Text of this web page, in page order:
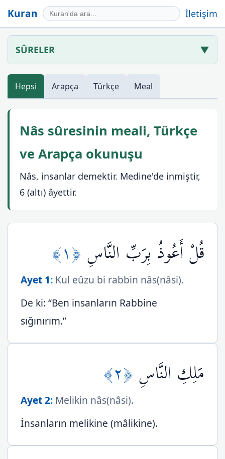
Kuran İletişim
SÛRELER ▼
Hepsi Arapça Türkçe Meal
Nâs sûresinin meali, Türkçe
ve Arapça okunuşu
Nâs, insanlar demektir. Medine'de inmiştir,
6 (altı) âyettir.
قُلْ أَعُوذُ بِرَبِّ النَّاسِ ﴿١﴾
Ayet 1: Kul eûzu bi rabbin nâs(nâsi).
De ki: “Ben insanların Rabbine
sığınırım.”
مَلِكِ النَّاسِ ﴿٢﴾
Ayet 2: Melikin nâs(nâsi).
İnsanların melikine (mâlikine).